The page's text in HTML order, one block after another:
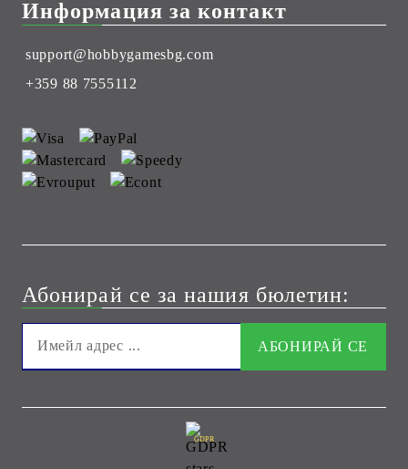
Информация за контакт
support@hobbygamesbg.com
+359 88 7555112
Абонирай се за нашия бюлетин:
GDPR